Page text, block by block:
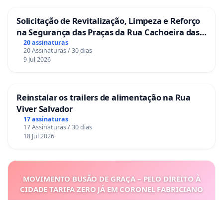
Solicitação de Revitalização, Limpeza e Reforço
na Segurança das Praças da Rua Cachoeira das
Sete Ilhas
20 assinaturas
20 Assinaturas / 30 dias
9 Jul 2026
Reinstalar os trailers de alimentação na Rua
Viver Salvador
17 assinaturas
17 Assinaturas / 30 dias
18 Jul 2026
MOVIMENTO BUSÃO DE GRAÇA – PELO DIREITO À
CIDADE TARIFA ZERO JÁ EM CORONEL FABRICIANO